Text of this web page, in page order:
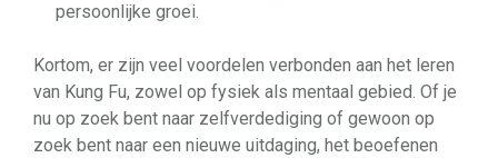
persoonlijke groei.
Kortom, er zijn veel voordelen verbonden aan het leren
van Kung Fu, zowel op fysiek als mentaal gebied. Of je
nu op zoek bent naar zelfverdediging of gewoon op
zoek bent naar een nieuwe uitdaging, het beoefenen